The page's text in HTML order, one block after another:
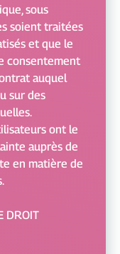
sous
soient traitées
et que le
consentement
auquel
sur des
ont le
auprès de
en matière de
DROIT